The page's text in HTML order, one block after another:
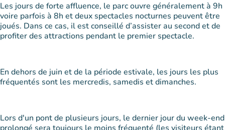
Les jours de forte affluence, le parc ouvre généralement à 9h
voire parfois à 8h et deux spectacles nocturnes peuvent être
joués. Dans ce cas, il est conseillé d’assister au second et de
profiter des attractions pendant le premier spectacle.
En dehors de juin et de la période estivale, les jours les plus
fréquentés sont les mercredis, samedis et dimanches.
Lors d'un pont de plusieurs jours, le dernier jour du week-end